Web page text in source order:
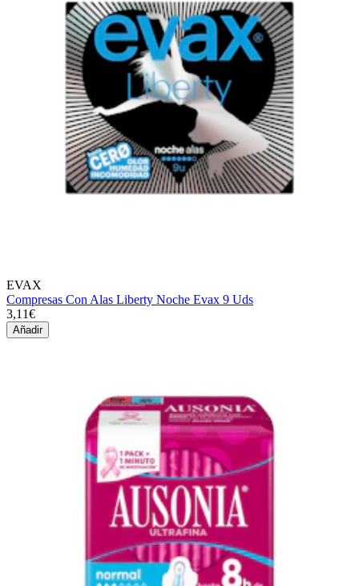
EVAX
Compresas Con Alas Liberty Noche Evax 9 Uds
3,11€
Añadir